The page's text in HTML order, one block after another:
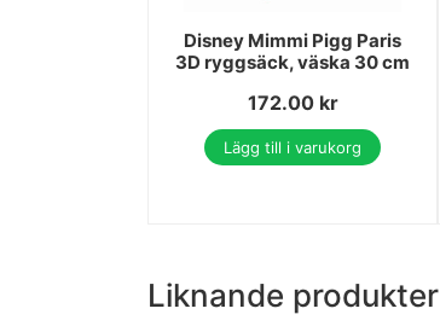
Disney Mimmi Pigg Paris
3D ryggsäck, väska 30 cm
172.00 kr
Lägg till i varukorg
Liknande produkter